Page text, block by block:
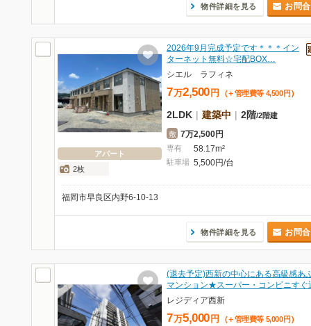
物件詳細を見る お問
アパート
2枚
2026年9月完成予定です＊＊＊イン
ターネット無料☆宅配BOX…
シエル ラフィネ
7万2,500 円 (＋管理費等 4,500 円 )
2LDK | 建築中 | 2階/2階建
敷 7万2,500円
専有 58.17m²
駐車場 5,500円/台
福岡市早良区内野6-10-13
物件詳細を見る お問
(退去予定)西新の中心にある高級感あ
マンション★スーパー・コンビニす
レジディア西新
7万5,000 円 (＋管理費等 5,000 円 )